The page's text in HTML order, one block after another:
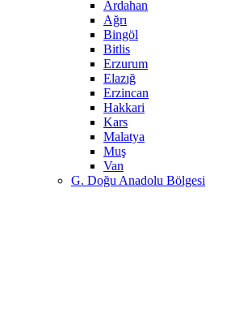
Ardahan
Ağrı
Bingöl
Bitlis
Erzurum
Elazığ
Erzincan
Hakkari
Kars
Malatya
Muş
Van
G. Doğu Anadolu Bölgesi